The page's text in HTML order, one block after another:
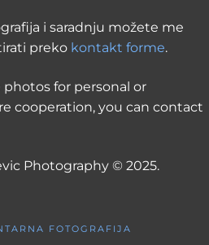
i saradnju možete me
preko kontakt forme.
for personal or
cooperation, you can contact
Photography © 2025.
FOTOGRAFIJA